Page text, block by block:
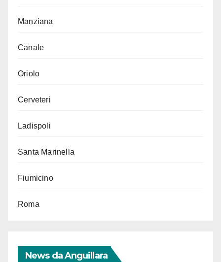
Manziana
Canale
Oriolo
Cerveteri
Ladispoli
Santa Marinella
Fiumicino
Roma
News da Anguillara